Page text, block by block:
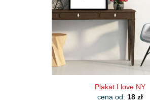
wybrać
na
stronie
produktu
Plakat I love NY
cena od: 18 zł